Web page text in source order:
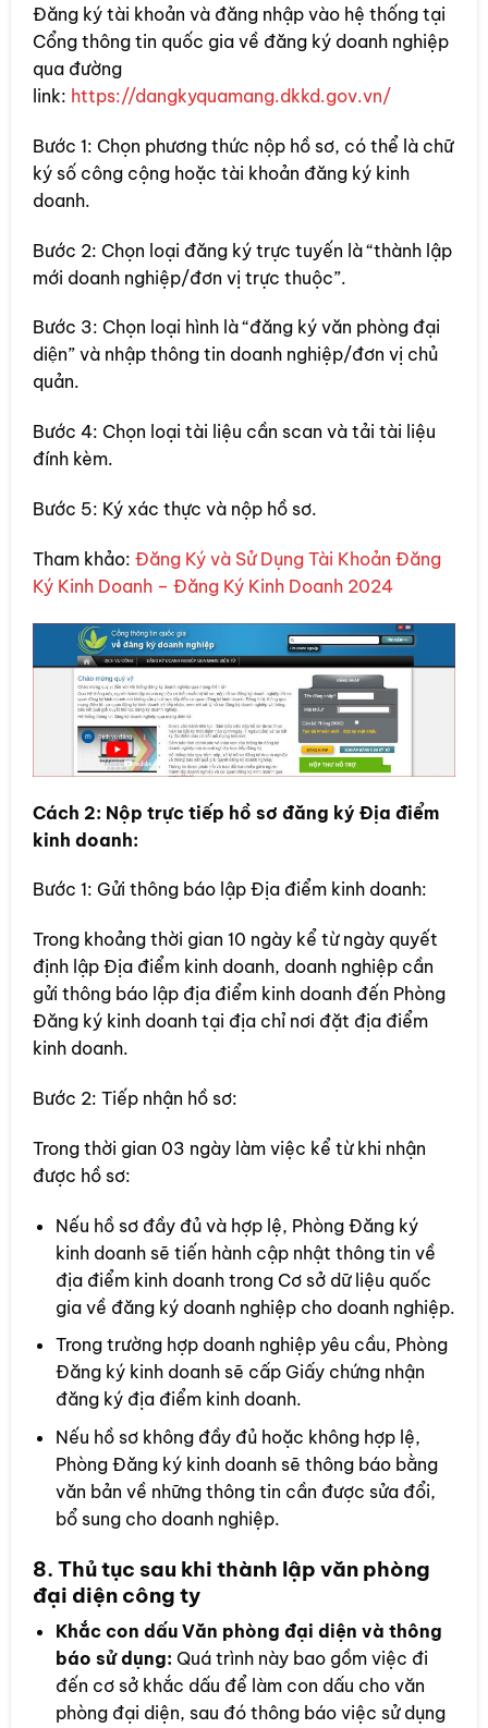
Đăng ký tài khoản và đăng nhập vào hệ thống tại
Cổng thông tin quốc gia về đăng ký doanh nghiệp
qua đường
link: https://dangkyquamang.dkkd.gov.vn/
Bước 1: Chọn phương thức nộp hồ sơ, có thể là chữ
ký số công cộng hoặc tài khoản đăng ký kinh
doanh.
Bước 2: Chọn loại đăng ký trực tuyến là “thành lập
mới doanh nghiệp/đơn vị trực thuộc”.
Bước 3: Chọn loại hình là “đăng ký văn phòng đại
diện” và nhập thông tin doanh nghiệp/đơn vị chủ
quản.
Bước 4: Chọn loại tài liệu cần scan và tải tài liệu
đính kèm.
Bước 5: Ký xác thực và nộp hồ sơ.
Tham khảo: Đăng Ký và Sử Dụng Tài Khoản Đăng
Ký Kinh Doanh – Đăng Ký Kinh Doanh 2024
Cách 2: Nộp trực tiếp hồ sơ đăng ký Địa điểm
kinh doanh:
Bước 1: Gửi thông báo lập Địa điểm kinh doanh:
Trong khoảng thời gian 10 ngày kể từ ngày quyết
định lập Địa điểm kinh doanh, doanh nghiệp cần
gửi thông báo lập địa điểm kinh doanh đến Phòng
Đăng ký kinh doanh tại địa chỉ nơi đặt địa điểm
kinh doanh.
Bước 2: Tiếp nhận hồ sơ:
Trong thời gian 03 ngày làm việc kể từ khi nhận
được hồ sơ:
Nếu hồ sơ đầy đủ và hợp lệ, Phòng Đăng ký
kinh doanh sẽ tiến hành cập nhật thông tin về
địa điểm kinh doanh trong Cơ sở dữ liệu quốc
gia về đăng ký doanh nghiệp cho doanh nghiệp.
Trong trường hợp doanh nghiệp yêu cầu, Phòng
Đăng ký kinh doanh sẽ cấp Giấy chứng nhận
đăng ký địa điểm kinh doanh.
Nếu hồ sơ không đầy đủ hoặc không hợp lệ,
Phòng Đăng ký kinh doanh sẽ thông báo bằng
văn bản về những thông tin cần được sửa đổi,
bổ sung cho doanh nghiệp.
8. Thủ tục sau khi thành lập văn phòng
đại diện công ty
Khắc con dấu Văn phòng đại diện và thông
báo sử dụng: Quá trình này bao gồm việc đi
đến cơ sở khắc dấu để làm con dấu cho văn
phòng đại diện, sau đó thông báo việc sử dụng